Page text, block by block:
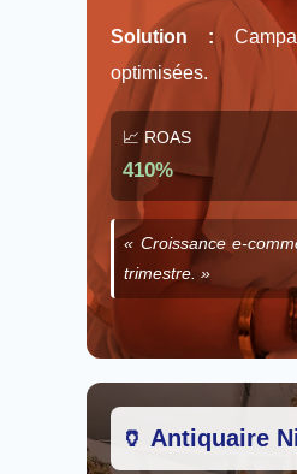
Solution :
optimisées.
📈 ROAS
410%
« Croissance e-
trimestre. »
🏺 Antiquaire